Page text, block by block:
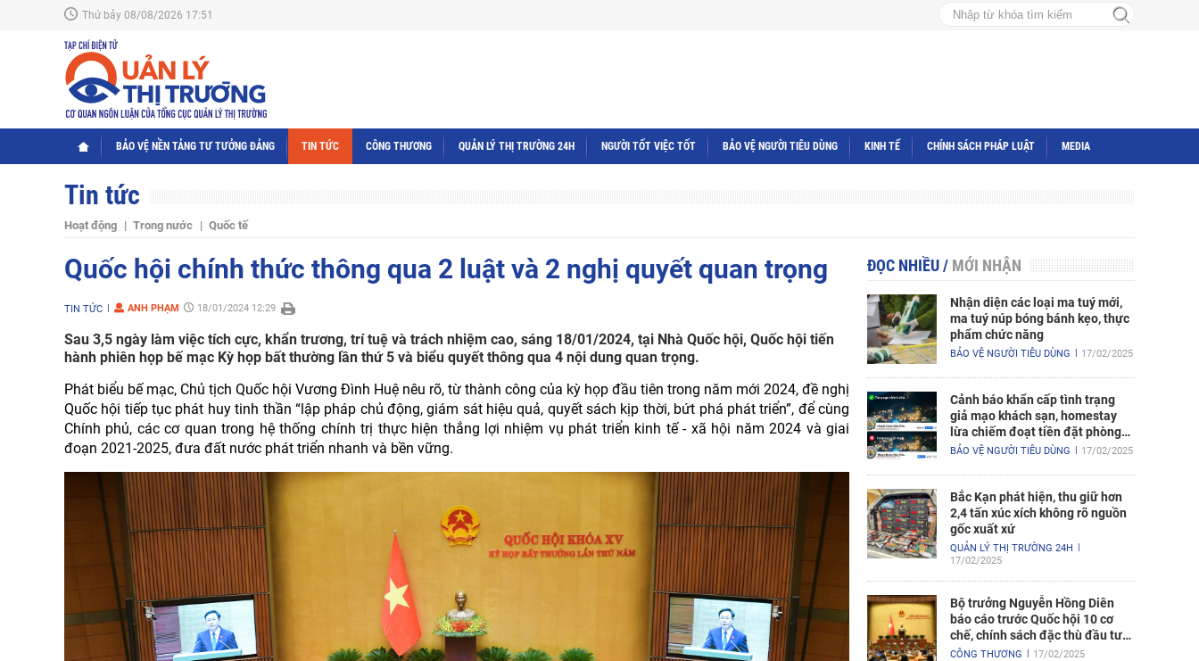
Thứ bảy 08/08/2026 17:51
BẢO VỆ NỀN TẢNG TƯ TƯỞNG ĐẢNG TIN TỨC CÔNG THƯƠNG QUẢN LÝ THỊ TRƯỜNG 24H NGƯỜI TỐT VIỆC TỐT BẢO VỆ NGƯỜI TIÊU DÙNG KINH TẾ CHÍNH SÁCH PHÁP LUẬT MEDIA
Tin tức
Hoạt động Trong nước Quốc tế
Quốc hội chính thức thông qua 2 luật và 2 nghị quyết quan trọng
TIN TỨC ANH PHẠM 18/01/2024 12:29
Sau 3,5 ngày làm việc tích cực, khẩn trương, trí tuệ và trách nhiệm cao, sáng 18/01/2024, tại Nhà Quốc hội, Quốc hội tiến
hành phiên họp bế mạc Kỳ họp bất thường lần thứ 5 và biểu quyết thông qua 4 nội dung quan trọng.
Phát biểu bế mạc, Chủ tịch Quốc hội Vương Đình Huệ nêu rõ, từ thành công của kỳ họp đầu tiên trong năm mới 2024, đề nghị
Quốc hội tiếp tục phát huy tinh thần “lập pháp chủ động, giám sát hiệu quả, quyết sách kịp thời, bứt phá phát triển”, để cùng
Chính phủ, các cơ quan trong hệ thống chính trị thực hiện thắng lợi nhiệm vụ phát triển kinh tế - xã hội năm 2024 và giai
đoạn 2021-2025, đưa đất nước phát triển nhanh và bền vững.
ĐỌC NHIỀU/ MỚI NHẬN
Nhận diện các loại ma tuý mới,
ma tuý núp bóng bánh kẹo, thực
phẩm chức năng
BẢO VỆ NGƯỜI TIÊU DÙNG 17/02/2025
Cảnh báo khẩn cấp tình trạng
giả mạo khách sạn, homestay
lừa chiếm đoạt tiền đặt phòng
nghỉ
BẢO VỆ NGƯỜI TIÊU DÙNG 17/02/2025
Bắc Kạn phát hiện, thu giữ hơn
2,4 tấn xúc xích không rõ nguồn
gốc xuất xứ
QUẢN LÝ THỊ TRƯỜNG 24H
17/02/2025
Bộ trưởng Nguyễn Hồng Diên
báo cáo trước Quốc hội 10 cơ
chế, chính sách đặc thù đầu tư
xây dựng Dự án điện hạt nhân
CÔNG THƯƠNG 17/02/2025